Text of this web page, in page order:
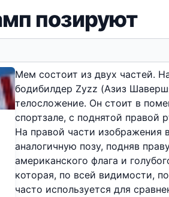
позируют
Мем состоит из двух частей.
бодибилдер Zyzz (Азиз
телосложение. Он стоит в
спортзале, с поднятой правой
На правой части изображения
аналогичную позу, подняв
американского флага и
которая, по всей видимости,
часто используется для